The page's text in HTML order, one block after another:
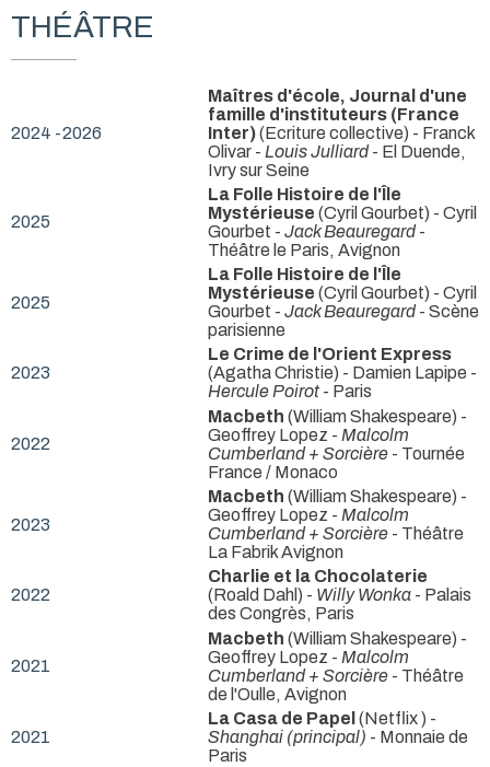
THÉÂTRE
2024 -2026
Maîtres d'école, Journal d'une
famille d'instituteurs (France
Inter)(Ecriture collective) - Franck
Olivar - Louis Julliard- El Duende,
Ivry sur Seine
2025
La Folle Histoire de l'Île
Mystérieuse (Cyril Gourbet) - Cyril
Gourbet - Jack Beauregard-
Théâtre le Paris, Avignon
2025
La Folle Histoire de l'Île
Mystérieuse (Cyril Gourbet) - Cyril
Gourbet - Jack Beauregard- Scène
parisienne
2023
Le Crime de l'Orient Express
(Agatha Christie) - Damien Lapipe -
Hercule Poirot - Paris
2022
Macbeth (William Shakespeare) -
Geoffrey Lopez - Malcolm
Cumberland + Sorcière - Tournée
France / Monaco
2023
Macbeth (William Shakespeare) -
Geoffrey Lopez - Malcolm
Cumberland + Sorcière - Théâtre
La Fabrik Avignon
2022
Charlie et la Chocolaterie
(Roald Dahl) - Willy Wonka - Palais
des Congrès, Paris
2021
Macbeth (William Shakespeare) -
Geoffrey Lopez - Malcolm
Cumberland + Sorcière - Théâtre
de l'Oulle, Avignon
2021
La Casa de Papel (Netflix ) -
Shanghai (principal) - Monnaie de
Paris